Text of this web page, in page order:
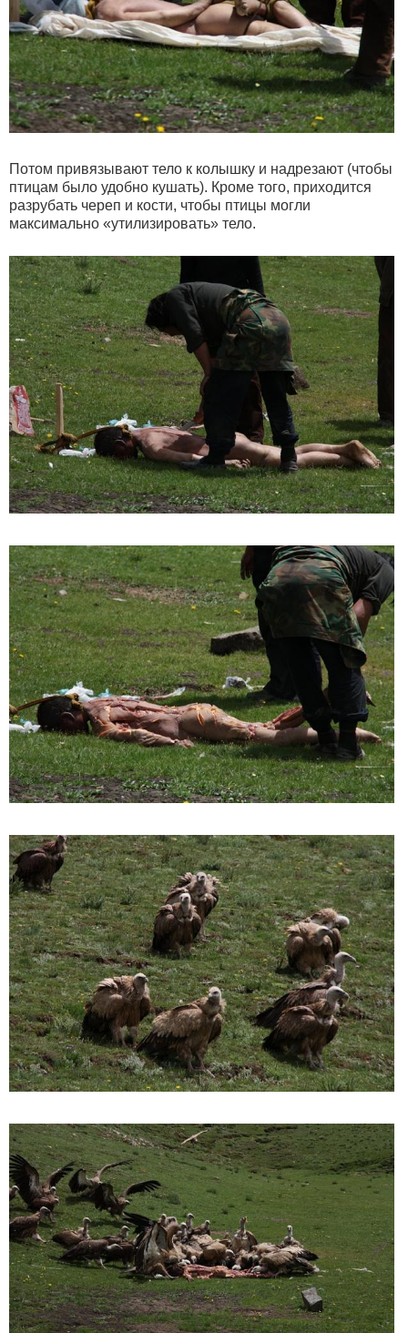
Потом привязывают тело к колышку и надрезают (чтобы
птицам было удобно кушать). Кроме того, приходится
разрубать череп и кости, чтобы птицы могли
максимально «утилизировать» тело.